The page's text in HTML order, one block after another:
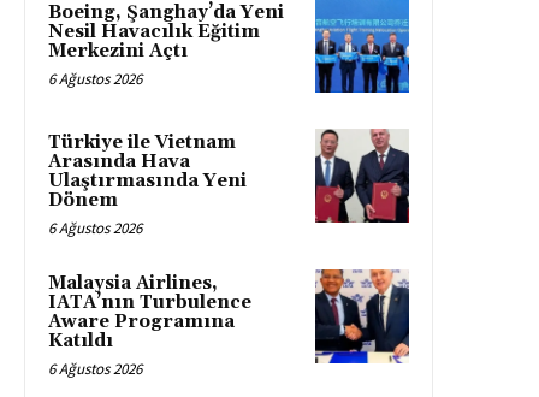
Boeing, Şanghay’da Yeni
Nesil Havacılık Eğitim
Merkezini Açtı
6 Ağustos 2026
Türkiye ile Vietnam
Arasında Hava
Ulaştırmasında Yeni
Dönem
6 Ağustos 2026
Malaysia Airlines,
IATA’nın Turbulence
Aware Programına
Katıldı
6 Ağustos 2026